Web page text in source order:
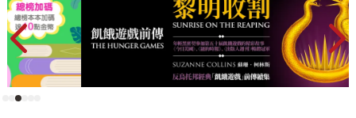
單、設備採購、擴展方案等在內的商業計畫書，也必須擬定
對應的財務計畫，才能獲得銀行或資本市場的支持。 簡言
之，雇主和員工共同面對同樣的經濟不確定性。經濟成長與
衰退、通貨膨脹率、利率水準、匯率、股市、就業機會增加
或裁員、薪資水準、房市狀況、政府支出與稅收前景等，對